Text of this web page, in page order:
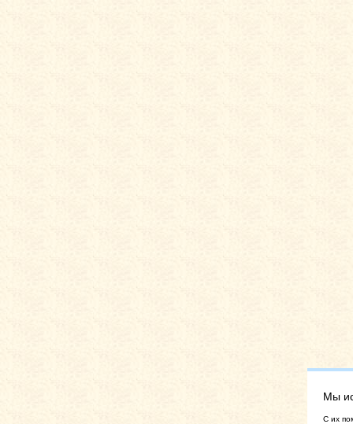
Мы
C их